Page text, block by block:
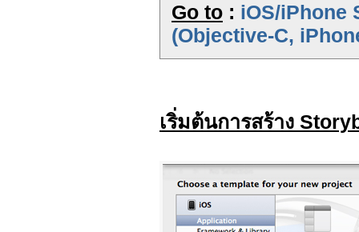
Go to : iOS/iPhone
(Objective-C,
เริ่มต้นการสร้าง